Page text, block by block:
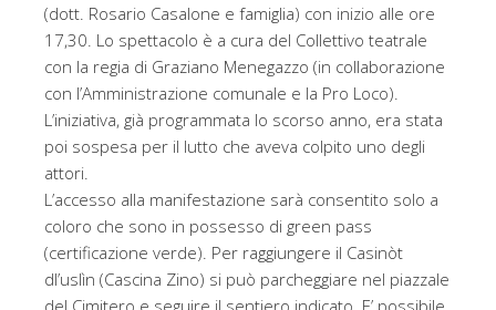
(dott. Rosario Casalone e famiglia) con inizio alle ore
17,30. Lo spettacolo è a cura del Collettivo teatrale
con la regia di Graziano Menegazzo (in collaborazione
con l’Amministrazione comunale e la Pro Loco).
L’iniziativa, già programmata lo scorso anno, era stata
poi sospesa per il lutto che aveva colpito uno degli
attori.
L’accesso alla manifestazione sarà consentito solo a
coloro che sono in possesso di green pass
(certificazione verde). Per raggiungere il Casinòt
dl’uslìn (Cascina Zino) si può parcheggiare nel piazzale